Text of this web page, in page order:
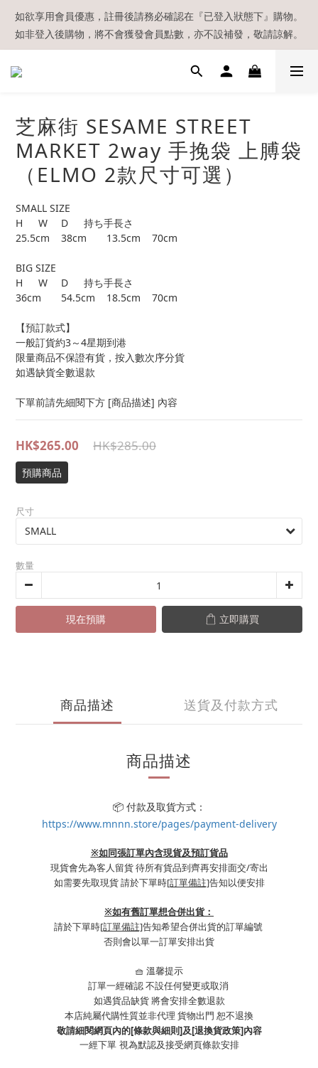
【現貨區】內款式均為在港現貨，現貨區以外的所有貨品都需要訂
貨喔！
如欲享用會員優惠，註冊後請務必確認在『已登入狀態下』購物。
如非登入後購物，將不會獲發會員點數，亦不設補發，敬請諒解。
溫馨提示：所有順豐快遞／本地及國際郵遞寄出後，本店只會以電
【現貨區】內款式均為在港現貨，現貨區以外的所有貨品都需要訂
貨喔！
芝麻街 SESAME STREET
MARKET 2way 手挽袋 上膊袋
（ELMO 2款尺寸可選）
SMALL SIZE
H	W	D	持ち手長さ
25.5cm	38cm	13.5cm	70cm
BIG SIZE
H	W	D	持ち手長さ
36cm	54.5cm	18.5cm	70cm
【預訂款式】
一般訂貨約3～4星期到港
限量商品不保證有貨，按入數次序分貨
如遇缺貨全數退款
下單前請先細閱下方 [商品描述] 內容
HK$285.00
HK$265.00
預購商品
尺寸
數量
現在預購 立即購買
商品描述 送貨及付款方式
商品描述
📦 付款及取貨方式：
https://www.mnnn.store/pages/payment-delivery
※如同張訂單內含現貨及預訂貨品
現貨會先為客人留貨 待所有貨品到齊再安排面交/寄出
如需要先取現貨 請於下單時[訂單備註]告知以便安排
※如有舊訂單想合併出貨：
請於下單時[訂單備註]告知希望合併出貨的訂單編號
否則會以單一訂單安排出貨
🧺 溫馨提示
訂單一經確認 不設任何變更或取消
如遇貨品缺貨 將會安排全數退款
本店純屬代購性質並非代理 貨物出門 恕不退換
敬請細閱網頁內的[條款與細則]及[退換貨政策]內容
一經下單 視為默認及接受網頁條款安排